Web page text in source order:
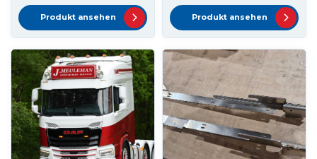
Produkt ansehen Produkt ansehen